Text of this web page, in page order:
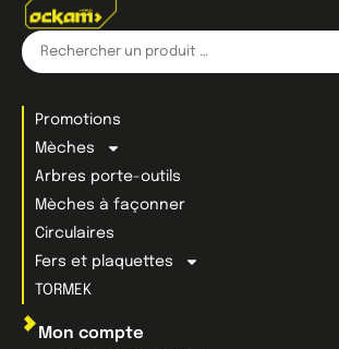
Promotions
Mèches
Arbres porte-outils
Mèches à façonner
Circulaires
Fers et plaquettes
TORMEK
Mon compte